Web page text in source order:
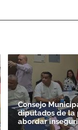
Consejo
diputados de la
abordar